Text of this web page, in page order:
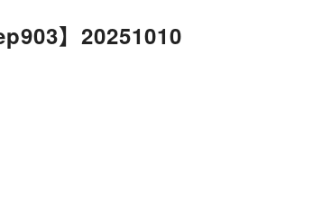
】20251010